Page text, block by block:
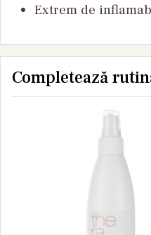
Extrem de
Completează